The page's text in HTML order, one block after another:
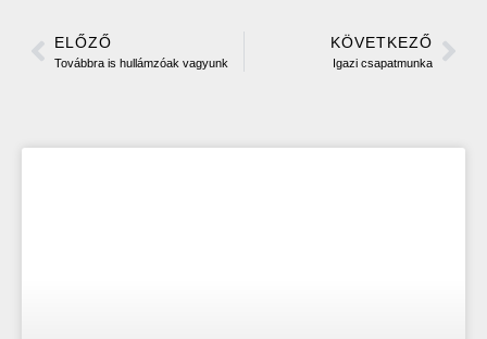
ELŐZŐ
Továbbra is hullámzóak vagyunk
KÖVETKEZŐ
Igazi csapatmunka